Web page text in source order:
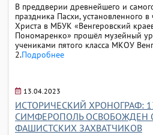
В преддверии древнейшего и
праздника Пасхи, установленного
Христа в МБУК «Венгеровский
Пономаренко» прошёл музейный
учениками пятого класса МКОУ
2.Подробнее
13.04.2023
ИСТОРИЧЕСКИЙ ХРОНОГРАФ:
СИМФЕРОПОЛЬ ОСВОБОЖДЕН
ФАШИСТСКИХ ЗАХВАТЧИКОВ